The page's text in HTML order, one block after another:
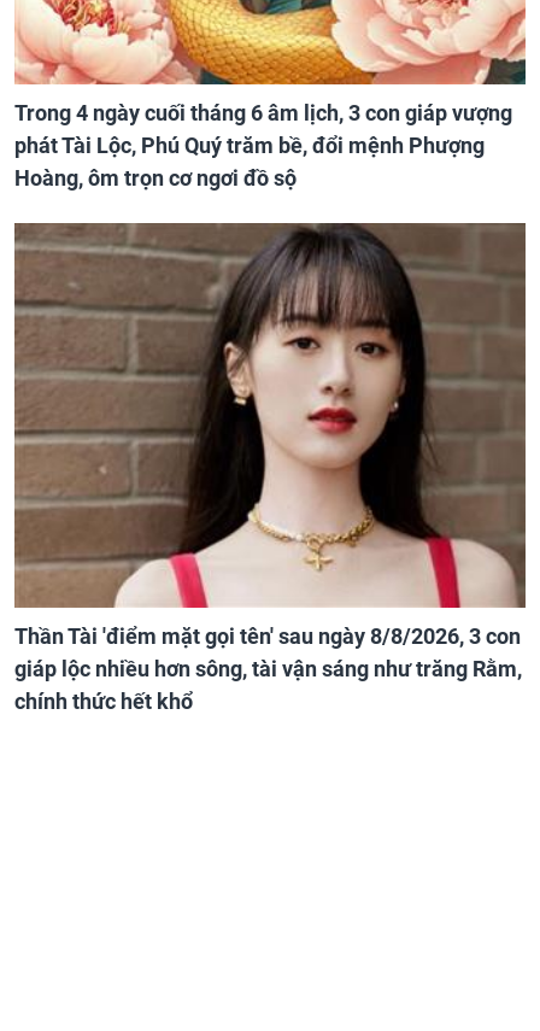
Trong 4 ngày cuối tháng 6 âm lịch, 3 con giáp vượng
phát Tài Lộc, Phú Quý trăm bề, đổi mệnh Phượng
Hoàng, ôm trọn cơ ngơi đồ sộ
Thần Tài 'điểm mặt gọi tên' sau ngày 8/8/2026, 3 con
giáp lộc nhiều hơn sông, tài vận sáng như trăng Rằm,
chính thức hết khổ